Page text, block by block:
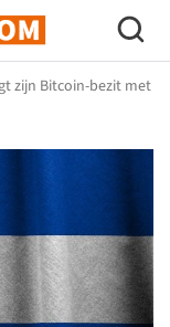
zijn Bitcoin-bezit met